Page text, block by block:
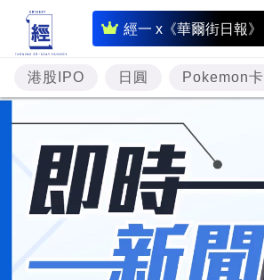
經一 x《華爾街日報》
即
時
財
經
專
題
投
資
樓
市
港股IPO 日圓 Pokemon卡